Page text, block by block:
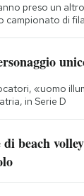
preso un
campionato di fila
«uomo
in Serie D
beach